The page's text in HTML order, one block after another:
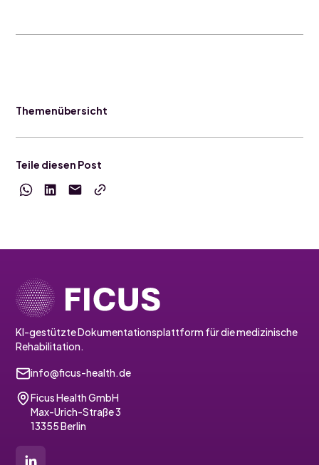
Themenübersicht
Teile diesen Post
KI-gestützte Dokumentationsplattform für die medizinische
Rehabilitation.
info@ficus-health.de
Ficus Health GmbH
Max-Urich-Straße 3
13355 Berlin